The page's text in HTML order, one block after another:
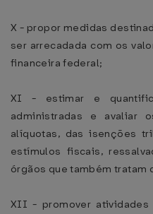
X - propor medidas
ser arrecadada com os
financeira federal;
XI - estimar e
administradas e avaliar
alíquotas, das isenções
estímulos fiscais,
órgãos que também tratam
XII - promover